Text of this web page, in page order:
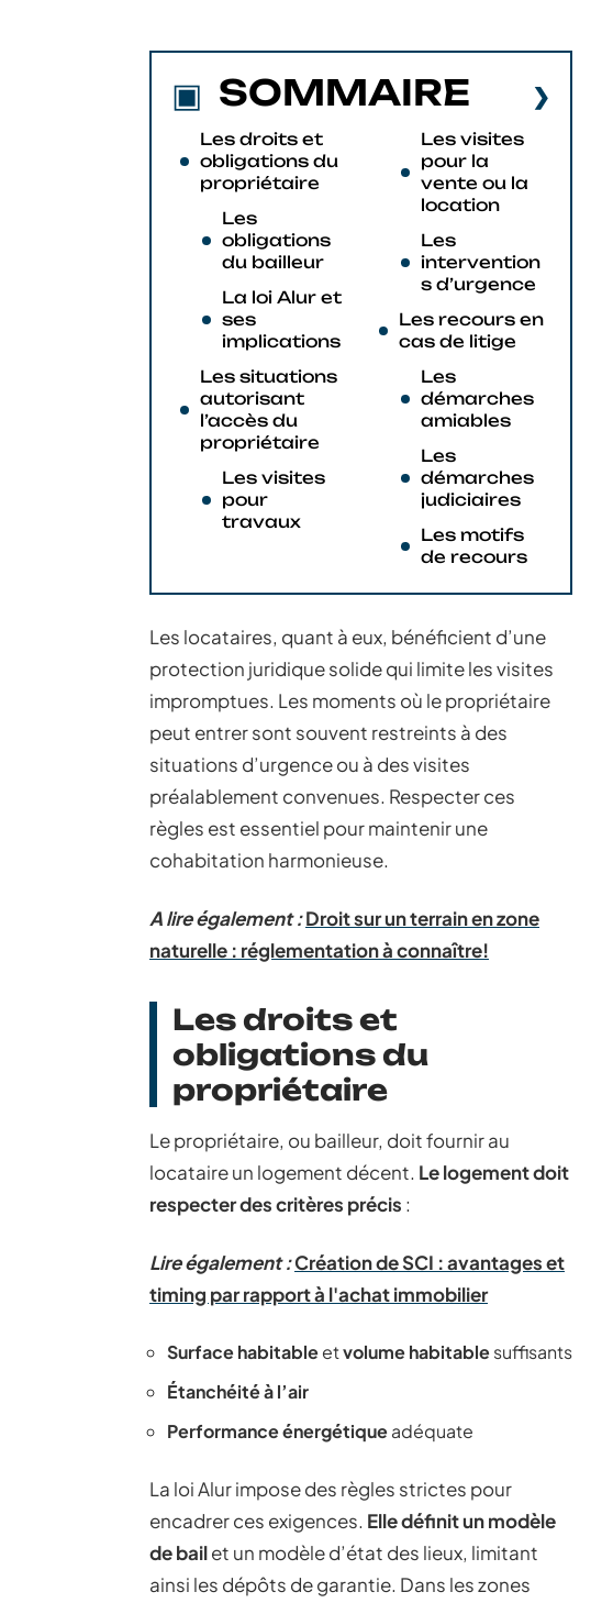
SOMMAIRE
Les droits et
obligations du
propriétaire
Les
obligations
du bailleur
La loi Alur et
ses
implications
Les situations
autorisant
l’accès du
propriétaire
Les visites
pour
travaux
Les visites
pour la
vente ou la
location
Les
intervention
s d’urgence
Les recours en
cas de litige
Les
démarches
amiables
Les
démarches
judiciaires
Les motifs
de recours
Les locataires, quant à eux, bénéficient d’une
protection juridique solide qui limite les visites
impromptues. Les moments où le propriétaire
peut entrer sont souvent restreints à des
situations d’urgence ou à des visites
préalablement convenues. Respecter ces
règles est essentiel pour maintenir une
cohabitation harmonieuse.
A lire également :Droit sur un terrain en zone
naturelle : réglementation à connaître!
Les droits et
obligations du
propriétaire
Le propriétaire, ou bailleur, doit fournir au
locataire un logement décent. Le logement doit
respecter des critères précis :
Lire également :Création de SCI : avantages et
timing par rapport à l'achat immobilier
Surface habitableetvolume habitablesuffisants
Étanchéité à l’air
Performance énergétiqueadéquate
La loi Alur impose des règles strictes pour
encadrer ces exigences. Elle définit un modèle
de bailet un modèle d’état des lieux, limitant
ainsi les dépôts de garantie. Dans les zones